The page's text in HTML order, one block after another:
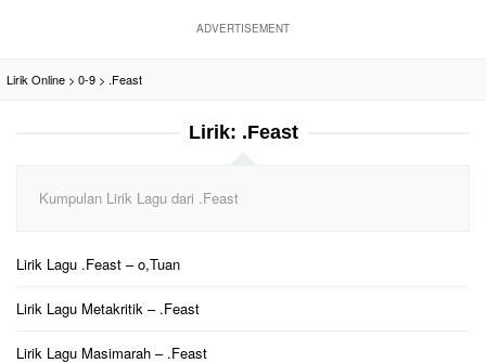
ADVERTISEMENT
Lirik Online > 0-9 > .Feast
Lirik: .Feast
Kumpulan Lirik Lagu dari .Feast
Lirik Lagu .Feast – o,Tuan
Lirik Lagu Metakritik – .Feast
Lirik Lagu Masimarah – .Feast